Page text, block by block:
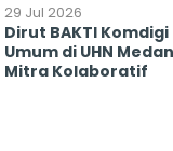
29 Jul 2026
Dirut BAKTI Komdigi
Umum di UHN
Mitra Kolaboratif